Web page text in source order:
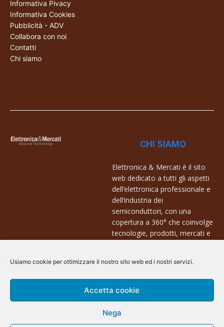
Usiamo cookie per ottimizzare il nostro sito web ed i nostri servizi.
Accetta cookie
Nega
Informativa Pivacy
Informativa Cookies
Pubblicità - ADV
Collabora con noi
Contatti
Chi siamo
CHI SIAMO
Elettronica & Mercati è il sito
web dedicato a tutti gli aspetti
dell’elettronica professionale e
dell’industria dei
semiconduttori, con una
copertura a 360° che coinvolge
tecnologie, prodotti, mercati e
Contatti:
info@arscommunication.it